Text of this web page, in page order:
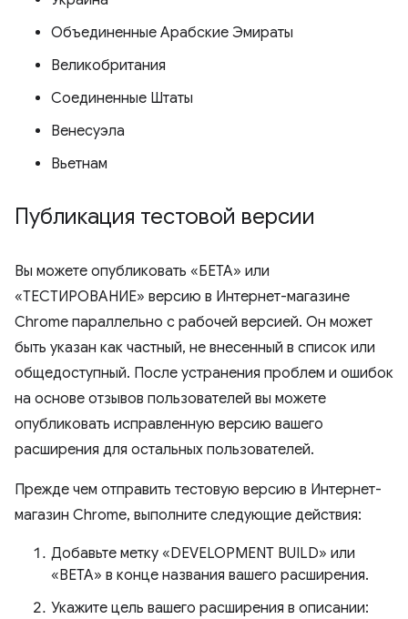
Объединенные Арабские Эмираты
Великобритания
Соединенные Штаты
Венесуэла
Вьетнам
Публикация тестовой версии
Вы можете опубликовать «БЕТА» или
«ТЕСТИРОВАНИЕ» версию в Интернет-магазине
Chrome параллельно с рабочей версией. Он может
быть указан как частный, не внесенный в список или
общедоступный. После устранения проблем и ошибок
на основе отзывов пользователей вы можете
опубликовать исправленную версию вашего
расширения для остальных пользователей.
Прежде чем отправить тестовую версию в Интернет-
магазин Chrome, выполните следующие действия:
Добавьте метку «DEVELOPMENT BUILD» или
«BETA» в конце названия вашего расширения.
Укажите цель вашего расширения в описании: